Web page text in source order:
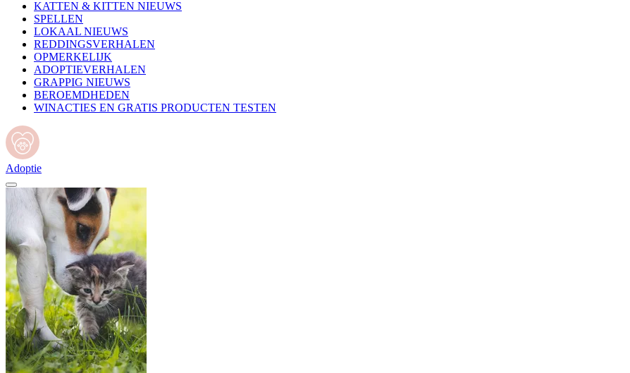
KATTEN & KITTEN NIEUWS
SPELLEN
LOKAAL NIEUWS
REDDINGSVERHALEN
OPMERKELIJK
ADOPTIEVERHALEN
GRAPPIG NIEUWS
BEROEMDHEDEN
WINACTIES EN GRATIS PRODUCTEN TESTEN
Adoptie